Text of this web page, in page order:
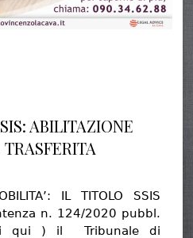
ABILITAZIONE
TRASFERITA
IL TITOLO SSIS
n. 124/2020 pubbl.
qui ) il Tribunale di